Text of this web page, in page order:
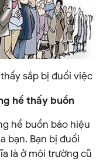
sắp bị đuổi việc
hề thấy buồn
hề buồn báo hiệu
bạn. Bạn bị đuổi
là ở môi trường cũ